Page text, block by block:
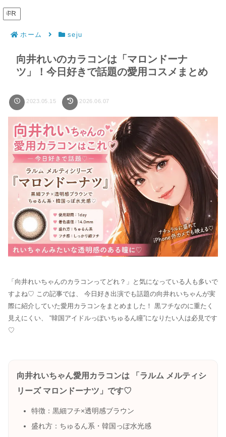
PR
ホーム seju
向井れいのカラコンは「マロンドーナ
ツ」！今日好きで話題の愛用コスメまとめ
2023.05.15 2026.06.07
「向井れいちゃんのカラコンってどれ？」と気になっている人も多いで
すよね♡ この記事では、 今日好き出演でも話題の向井れいちゃんが実
際に紹介していた愛用カラコンをまとめました！ 黒フチなのに重たく
見えにくい、 “韓国アイドルっぽいちゅるん瞳”になりたい人は必見です
♡
向井れいちゃん愛用カラコンは 「ラルム メルティシ
リーズ マロンドーナツ」です♡
特徴：黒細フチ×透明感ブラウン
盛れ方：ちゅるん系・韓国っぽ水光感